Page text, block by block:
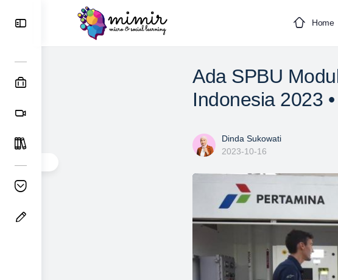
Home
Ada SPBU
Indonesia 2023 •
Dinda Sukowati
2023-10-16